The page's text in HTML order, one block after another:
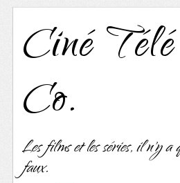
Ciné
Co.
Les films et les séries, il n'y
faux.